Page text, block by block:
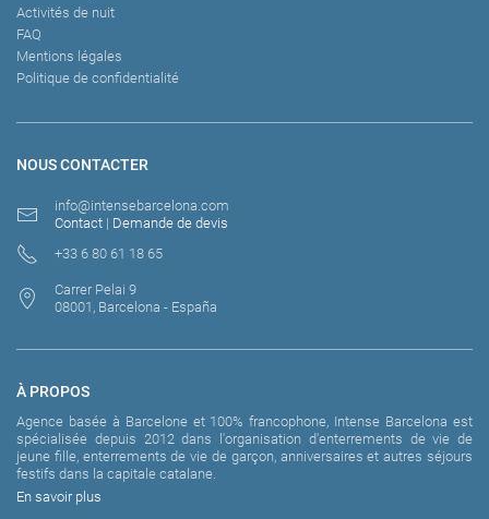
NOUS CONTACTER
info@intensebarcelona.com
Contact | Demande de devis
+33 6 80 61 18 65
Carrer Pelai 9
08001, Barcelona - España
Activités de nuit
FAQ
Mentions légales
Politique de confidentialité
À PROPOS
Agence basée à Barcelone et 100% francophone, Intense Barcelona est
spécialisée depuis 2012 dans l'organisation d'enterrements de vie de
jeune fille, enterrements de vie de garçon, anniversaires et autres séjours
festifs dans la capitale catalane.
En savoir plus